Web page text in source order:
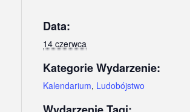
Data:
14 czerwca
Kategorie Wydarzenie:
Kalendarium, Ludobójstwo